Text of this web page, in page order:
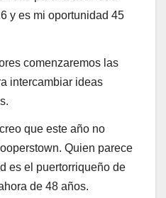
y es mi oportunidad 45
comenzaremos las
intercambiar ideas
que este año no
Quien parece
es el puertorriqueño de
de 48 años.